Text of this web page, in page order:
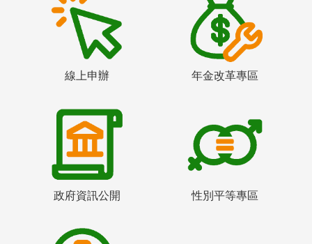
線上申辦 年金改革專區
政府資訊公開 性別平等專區